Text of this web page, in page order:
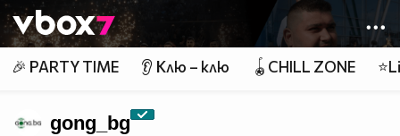
Member of
👾
🎉 PARTY TIME 👂 Клю – клю 🪀CHILL ZONE
gong_bg